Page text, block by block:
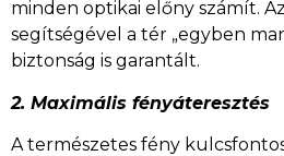
minden optikai előny számít.
segítségével a tér „egyben
biztonság is garantált.
2. Maximális fényáteresztés
A természetes fény